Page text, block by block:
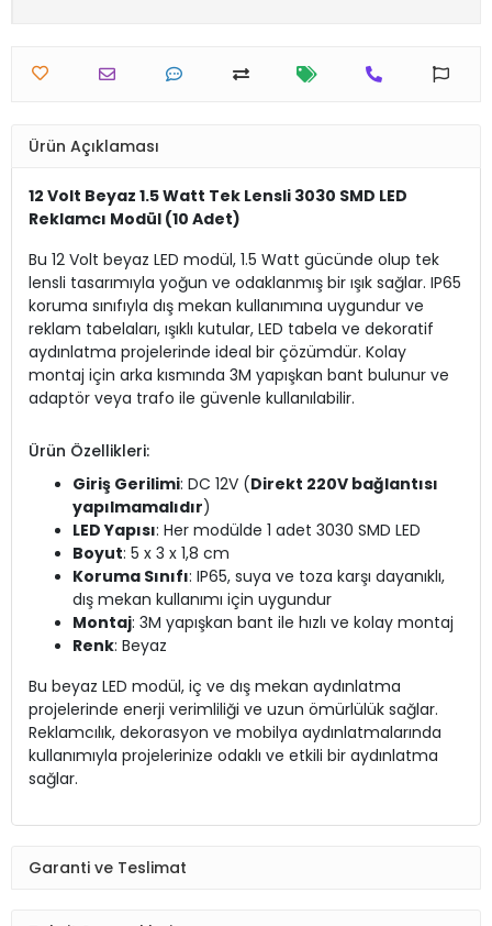
Ürün Açıklaması
12 Volt Beyaz 1.5 Watt Tek Lensli 3030 SMD LED
Reklamcı Modül (10 Adet)
Bu 12 Volt beyaz LED modül, 1.5 Watt gücünde olup tek
lensli tasarımıyla yoğun ve odaklanmış bir ışık sağlar. IP65
koruma sınıfıyla dış mekan kullanımına uygundur ve
reklam tabelaları, ışıklı kutular, LED tabela ve dekoratif
aydınlatma projelerinde ideal bir çözümdür. Kolay
montaj için arka kısmında 3M yapışkan bant bulunur ve
adaptör veya trafo ile güvenle kullanılabilir.
Ürün Özellikleri:
Giriş Gerilimi: DC 12V (Direkt 220V bağlantısı
yapılmamalıdır)
LED Yapısı: Her modülde 1 adet 3030 SMD LED
Boyut: 5 x 3 x 1,8 cm
Koruma Sınıfı: IP65, suya ve toza karşı dayanıklı,
dış mekan kullanımı için uygundur
Montaj: 3M yapışkan bant ile hızlı ve kolay montaj
Renk: Beyaz
Bu beyaz LED modül, iç ve dış mekan aydınlatma
projelerinde enerji verimliliği ve uzun ömürlülük sağlar.
Reklamcılık, dekorasyon ve mobilya aydınlatmalarında
kullanımıyla projelerinize odaklı ve etkili bir aydınlatma
sağlar.
Garanti ve Teslimat